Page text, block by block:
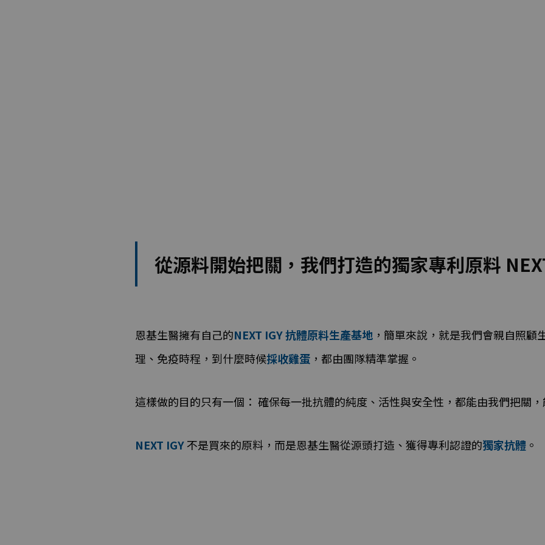
從源料開始把關，我們打造的獨家專利原料
恩基生醫擁有自己的NEXT IGY 抗體原料生產基地 ，簡單來說，就是我們會親自照顧
理、免疫時程，到什麼時候採收雞蛋 ，都由團隊精準掌握。
這樣做的目的只有一個： 確保每一批抗體的純度、活性與安全性，都能由我們把關
NEXT IGY不是買來的原料，而是恩基生醫從源頭打造、獲得專利認證的獨家抗體 。